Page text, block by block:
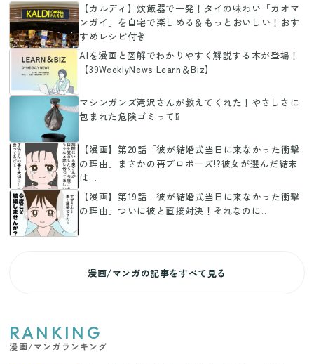
【カルディ】炊飯器で一発！タイの味わい「カオマ
ンガイ」を自宅で楽しめる＆もっとおいしい！おす
すめレシピ付き
AIを漫画と図解でわかりやすく解説する本が登場！
【39WeeklyNews Learn＆Biz】
マシンガンズ滝沢さんが教えてくれた！やさしさに
包まれた危険ゴミって⁉
【漫画】第20話「彼が結婚式当日に来なかった衝撃
の理由」まさかの再プロポーズ!?彼女が選んだ結末
は…
【漫画】第19話「彼が結婚式当日に来なかった衝撃
の理由」ついに彼と直接対決！それなのに…
漫画/マンガの記事をすべて見る
RANKING
漫画/マンガランキング